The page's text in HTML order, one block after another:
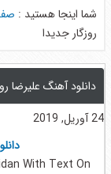
شما اینجا هستید :
روزگار جدیدا
دانلود آهنگ علیرضا
24 آوریل, 2019
With Text On